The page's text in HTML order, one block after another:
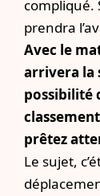
compliqué.
prendra
Avec le
arrivera la
possibilité
prêtez
Le sujet,